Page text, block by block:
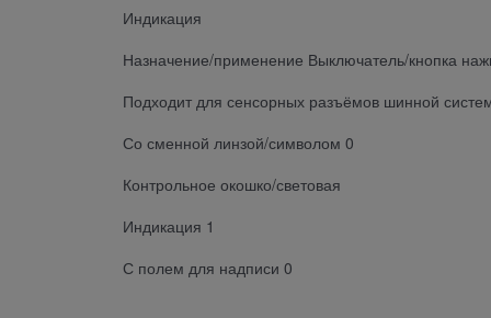
Индикация
Назначение/применение Выключатель/кнопка
Подходит для сенсорных разъёмов шинной
Со сменной линзой/символом 0
Контрольное окошко/световая
Индикация 1
С полем для надписи 0